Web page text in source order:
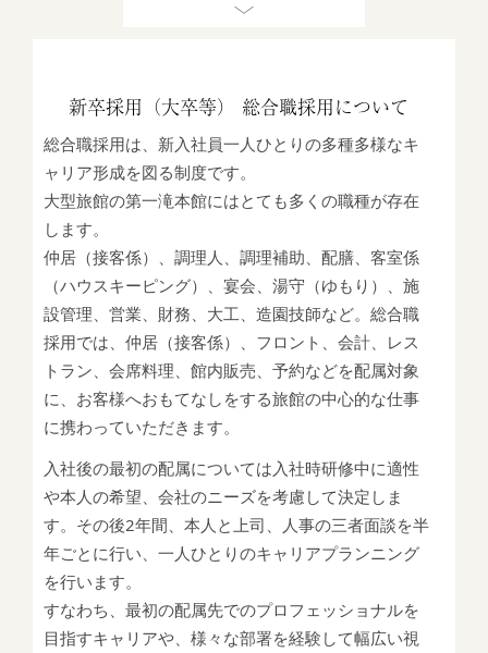
新卒採用（大卒等） 総合職採用について
総合職採用は、新入社員一人ひとりの多種多様なキ
ャリア形成を図る制度です。
大型旅館の第一滝本館にはとても多くの職種が存在
します。
仲居（接客係）、調理人、調理補助、配膳、客室係
（ハウスキーピング）、宴会、湯守（ゆもり）、施
設管理、営業、財務、大工、造園技師など。総合職
採用では、仲居（接客係）、フロント、会計、レス
トラン、会席料理、館内販売、予約などを配属対象
に、お客様へおもてなしをする旅館の中心的な仕事
に携わっていただきます。
入社後の最初の配属については入社時研修中に適性
や本人の希望、会社のニーズを考慮して決定しま
す。その後2年間、本人と上司、人事の三者面談を半
年ごとに行い、一人ひとりのキャリアプランニング
を行います。
すなわち、最初の配属先でのプロフェッショナルを
目指すキャリアや、様々な部署を経験して幅広い視